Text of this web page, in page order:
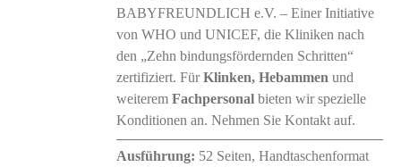
BABYFREUNDLICH e.V. – Einer Initiative
von WHO und UNICEF, die Kliniken nach
den „Zehn bindungsfördernden Schritten“
zertifiziert. FürKlinken, Hebammen und
weiteremFachpersonal bieten wir spezielle
Konditionen an. Nehmen Sie Kontakt auf.
Ausführung: 52 Seiten, Handtaschenformat